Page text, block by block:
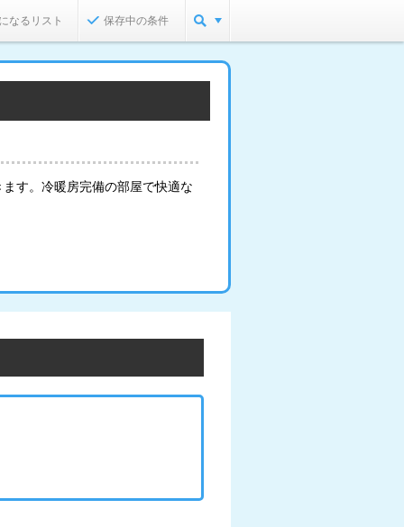
なるリスト 保存中の条件
す。冷暖房完備の部屋で快適な